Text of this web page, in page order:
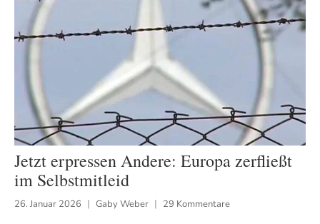
Jetzt erpressen Andere: Europa zerfließt
im Selbstmitleid
26. Januar 2026 Gaby Weber 29 Kommentare